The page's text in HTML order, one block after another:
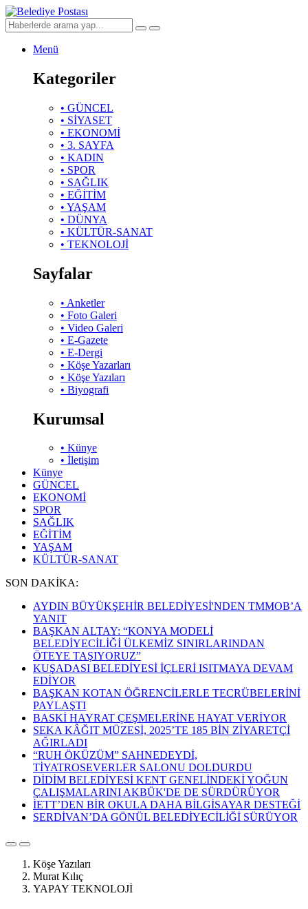
Menü
Kategoriler
• GÜNCEL
• SİYASET
• EKONOMİ
• 3. SAYFA
• KADIN
• SPOR
• SAĞLIK
• EĞİTİM
• YAŞAM
• DÜNYA
• KÜLTÜR-SANAT
• TEKNOLOJİ
Sayfalar
• Anketler
• Foto Galeri
• Video Galeri
• E-Gazete
• E-Dergi
• Köşe Yazarları
• Köşe Yazıları
• Biyografi
Kurumsal
• Künye
• İletişim
Künye
GÜNCEL
EKONOMİ
SPOR
SAĞLIK
EĞİTİM
YAŞAM
KÜLTÜR-SANAT
SON DAKİKA:
AYDIN BÜYÜKŞEHİR BELEDİYESİ'NDEN TMMOB’A
YANIT
BAŞKAN ALTAY: “KONYA MODELİ
BELEDİYECİLİĞİ ÜLKEMİZ SINIRLARINDAN
ÖTEYE TAŞIYORUZ”
KUŞADASI BELEDİYESİ İÇLERİ ISITMAYA DEVAM
EDİYOR
BAŞKAN KOTAN ÖĞRENCİLERLE TECRÜBELERİNİ
PAYLAŞTI
BASKİ HAYRAT ÇEŞMELERİNE HAYAT VERİYOR
SEKA KÂĞIT MÜZESİ, 2025’TE 185 BİN ZİYARETÇİ
AĞIRLADI
“RUH ÖKÜZÜM” SAHNEDEYDİ,
TİYATROSEVERLER SALONU DOLDURDU
DİDİM BELEDİYESİ KENT GENELİNDEKİ YOĞUN
ÇALIŞMALARINI AKBÜK'DE DE SÜRDÜRÜYOR
İETT’DEN BİR OKULA DAHA BİLGİSAYAR DESTEĞİ
SERDİVAN’DA GÖNÜL BELEDİYECİLİĞİ SÜRÜYOR
Köşe Yazıları
Murat Kılıç
YAPAY TEKNOLOJİ